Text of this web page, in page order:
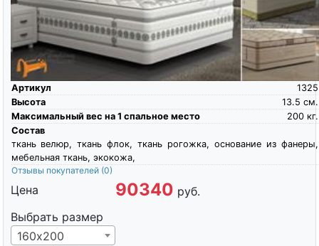
Артикул
1325
Высота
см.
13.5
Максимальный вес на 1 спальное место
кг.
200
Состав
ткань велюр, ткань флок, ткань рогожка, основание из фанеры,
мебельная ткань, экокожа,
Отзывы покупателей (0)
Цена 90340 руб.
Выбрать размер
160х200